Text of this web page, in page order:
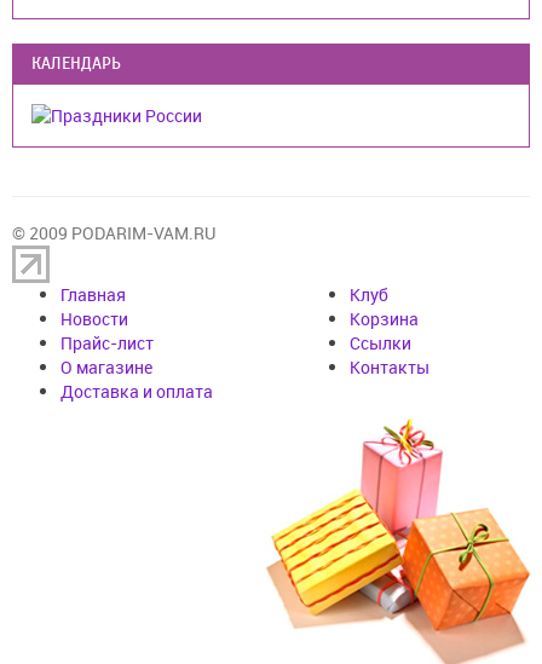
КАЛЕНДАРЬ
© 2009 PODARIM-VAM.RU
Главная
Новости
Прайс-лист
О магазине
Доставка и оплата
Клуб
Корзина
Cсылки
Контакты